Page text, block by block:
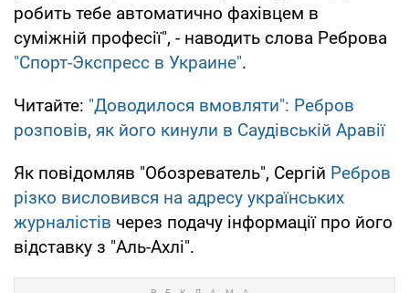
робить тебе автоматично фахівцем в
суміжній професії", - наводить слова Реброва
"Спорт-Экспресс в Украине".
Читайте: "Доводилося вмовляти": Ребров
розповів, як його кинули в Саудівській Аравії
Як повідомляв "Обозреватель", Сергій Ребров
різко висловився на адресу українських
журналістів через подачу інформації про його
відставку з "Аль-Ахлі".